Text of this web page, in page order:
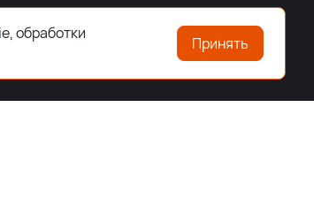
обработки
Принять